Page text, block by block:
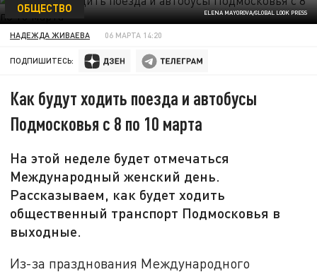
ELENA MAYOROVA/GLOBAL LOOK PRESS
ОБЩЕСТВО
НАДЕЖДА ЖИВАЕВА 06 МАРТА 14:20
ПОДПИШИТЕСЬ:
Как будут ходить поезда и автобусы
Подмосковья с 8 по 10 марта
На этой неделе будет отмечаться
Международный женский день.
Рассказываем, как будет ходить
общественный транспорт Подмосковья в
выходные.
Из-за празднования Международного